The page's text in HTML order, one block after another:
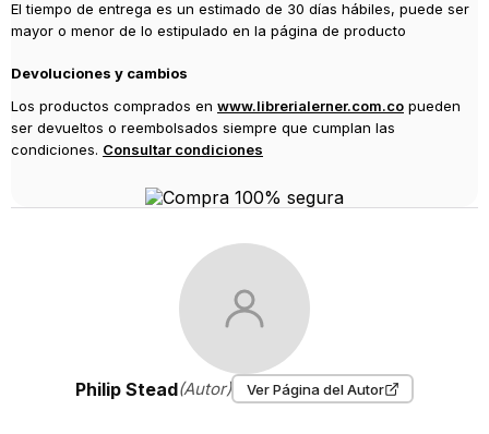
El tiempo de entrega es un estimado de 30 días hábiles, puede ser
mayor o menor de lo estipulado en la página de producto
Devoluciones y cambios
Los productos comprados en www.librerialerner.com.co pueden
ser devueltos o reembolsados siempre que cumplan las
condiciones. Consultar condiciones
Philip Stead(Autor) Ver Página del Autor